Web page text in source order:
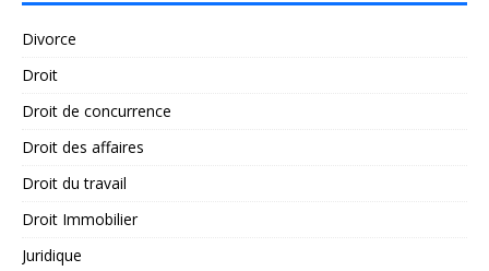
Divorce
Droit
Droit de concurrence
Droit des affaires
Droit du travail
Droit Immobilier
Juridique